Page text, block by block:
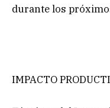
durante los
IMPACTO